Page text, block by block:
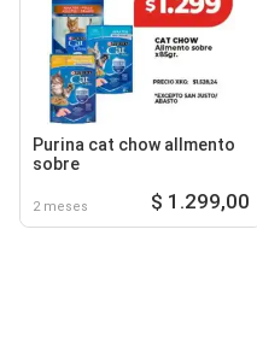
Purina cat chow allmento
sobre
2 meses $ 1.299,00